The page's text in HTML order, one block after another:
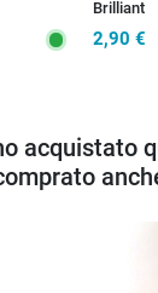
Brilliant
2,90 €
acquistato